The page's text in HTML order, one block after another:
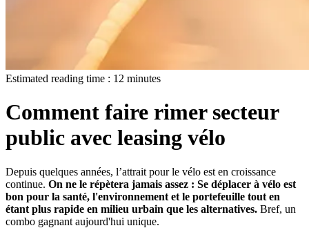
Estimated reading time : 12 minutes
Comment faire rimer secteur
public avec leasing vélo
Depuis quelques années, l’attrait pour le vélo est en croissance
continue. On ne le répètera jamais assez : Se déplacer à vélo est
bon pour la santé, l'environnement et le portefeuille tout en
étant plus rapide en milieu urbain que les alternatives. Bref, un
combo gagnant aujourd'hui unique.